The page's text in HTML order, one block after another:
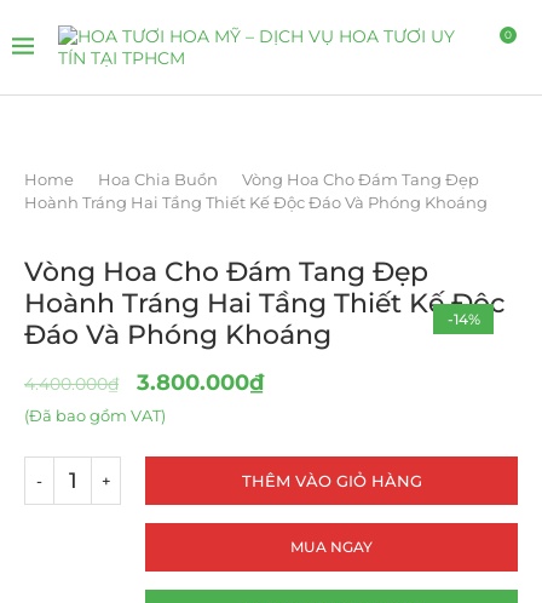
0
Home Hoa Chia Buồn
Vòng Hoa Cho Đám Tang Đẹp
Hoành Tráng Hai Tầng Thiết Kế Độc Đáo Và Phóng Khoáng
-14%
Vòng Hoa Cho Đám Tang Đẹp
Hoành Tráng Hai Tầng Thiết Kế Độc
Đáo Và Phóng Khoáng
4.400.000₫ 3.800.000₫
(Đã bao gồm VAT)
THÊM VÀO GIỎ HÀNG
MUA NGAY